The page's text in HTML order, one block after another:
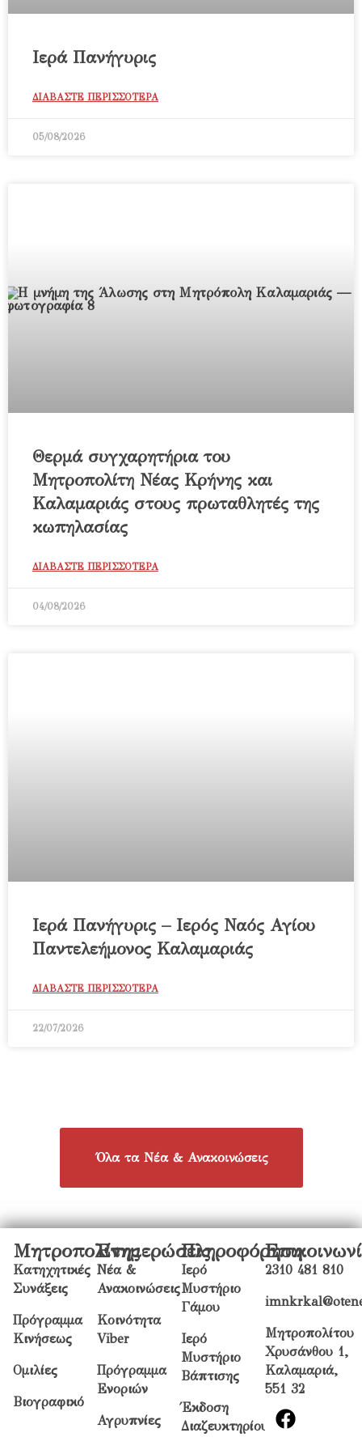
Ιερά Πανήγυρις
ΔΙΑΒΑΣΤΕ ΠΕΡΙΣΣΟΤΕΡΑ
05/08/2026
Θερμά συγχαρητήρια του
Μητροπολίτη Νέας Κρήνης και
Καλαμαριάς στους πρωταθλητές της
κωπηλασίας
ΔΙΑΒΑΣΤΕ ΠΕΡΙΣΣΟΤΕΡΑ
04/08/2026
Ιερά Πανήγυρις – Ιερός Ναός Αγίου
Παντελεήμονος Καλαμαριάς
ΔΙΑΒΑΣΤΕ ΠΕΡΙΣΣΟΤΕΡΑ
22/07/2026
Όλα τα Νέα & Ανακοινώσεις
Μητροπολίτης
Κατηχητικές
Συνάξεις
Πρόγραμμα
Κινήσεως
Ομιλίες
Βιογραφικό
Ενημερώσεις
Νέα &
Ανακοινώσεις
Κοινότητα
Viber
Πρόγραμμα
Ενοριών
Αγρυπνίες
Πληροφόρηση
Ιερό
Μυστήριο
Γάμου
Ιερό
Μυστήριο
Βάπτισης
Έκδοση
Διαζευκτηρίου
2310 481 810
Μητροπολίτου
Χρυσάνθου 1,
Καλαμαριά,
551 32